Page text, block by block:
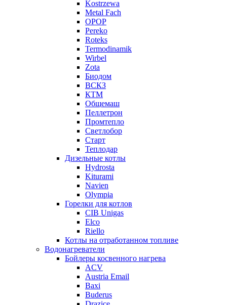
Kostrzewa
Metal Fach
OPOP
Pereko
Roteks
Termodinamik
Wirbel
Zota
Биодом
ВСКЗ
КТМ
Общемаш
Пеллетрон
Промтепло
Светлобор
Старт
Теплодар
Дизельные котлы
Hydrosta
Kiturami
Navien
Olympia
Горелки для котлов
CIB Unigas
Elco
Riello
Котлы на отработанном топливе
Водонагреватели
Бойлеры косвенного нагрева
ACV
Austria Email
Baxi
Buderus